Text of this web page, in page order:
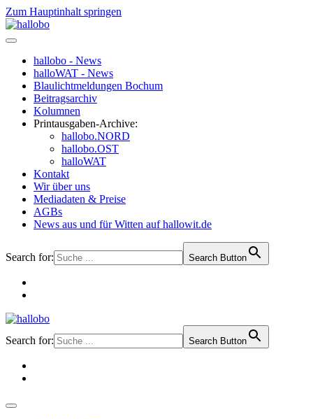
Zum Hauptinhalt springen
hallobo - News
halloWAT - News
Blaulichtmeldungen Bochum
Beitragsarchiv
Kolumnen
Printausgaben-Archive:
hallobo.NORD
hallobo.OST
halloWAT
Kontakt
Wir über uns
Mediadaten & Preise
AGBs
News aus und für Witten auf hallowit.de
Search for: Search Button
Search for: Search Button